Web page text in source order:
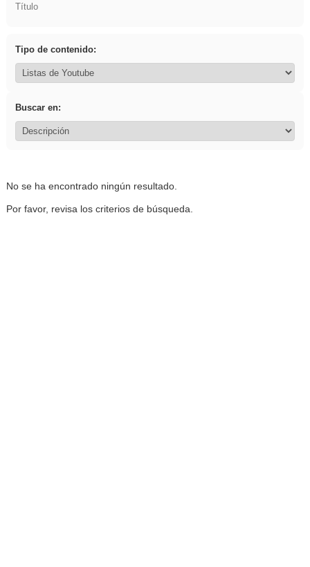
Título
Tipo de contenido:
Buscar en:
No se ha encontrado ningún resultado.
Por favor, revisa los criterios de búsqueda.